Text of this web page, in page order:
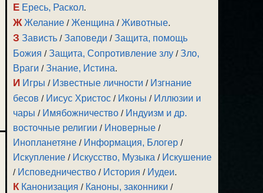
Е Ересь, Раскол.
Ж Желание /Женщина /Животные.
З Зависть /Заповеди /Защита, помощь
Божия /Защита, Сопротивление злу /Зло,
Враги /Знание, Истина.
И Игры / Известные личности / Изгнание
бесов / Иисус Христос / Иконы / Иллюзии и
чары / Имябожничество / Индуизм и др.
восточные религии / Иноверные /
Инопланетяне / Информация, Блогер /
Искупление / Искусство, Музыка / Искушение
/ Исповедничество / История / Иудеи.
К Канонизация / Каноны, законники /